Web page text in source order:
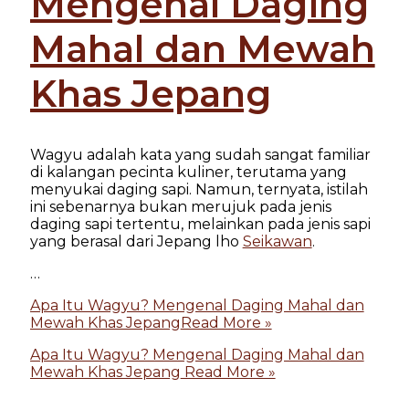
Mahal dan Mewah
Khas Jepang
Wagyu adalah kata yang sudah sangat familiar
di kalangan pecinta kuliner, terutama yang
menyukai daging sapi. Namun, ternyata, istilah
ini sebenarnya bukan merujuk pada jenis
daging sapi tertentu, melainkan pada jenis sapi
yang berasal dari Jepang lho Seikawan.
…
Apa Itu Wagyu? Mengenal Daging Mahal dan
Mewah Khas JepangRead More »
Apa Itu Wagyu? Mengenal Daging Mahal dan
Mewah Khas Jepang Read More »